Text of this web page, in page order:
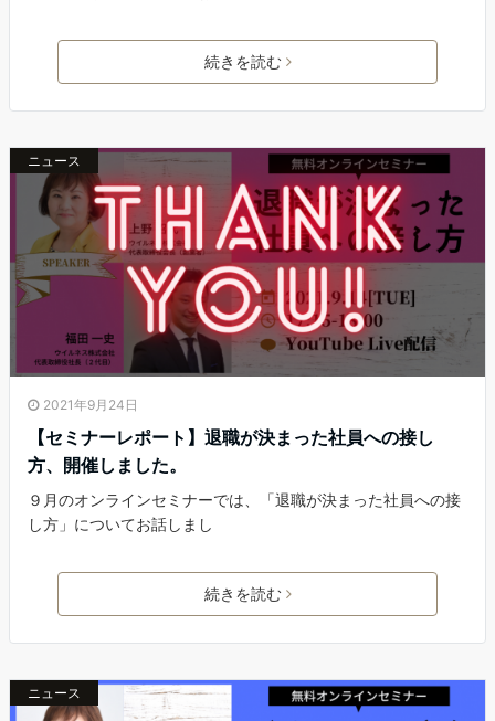
続きを読む
ニュース
2021年9月24日
【セミナーレポート】退職が決まった社員への接し
方、開催しました。
９月のオンラインセミナーでは、「退職が決まった社員への接
し方」についてお話しまし
続きを読む
ニュース